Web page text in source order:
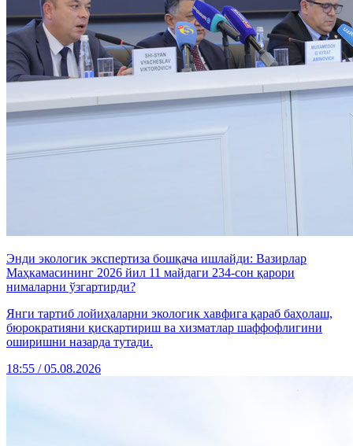
Энди экологик экспертиза бошқача ишлайди: Вазирлар
Маҳкамасининг 2026 йил 11 майдаги 234-сон қарори
нималарни ўзгартирди?
Янги тартиб лойиҳаларни экологик хавфига қараб баҳолаш,
бюрократияни қисқартириш ва хизматлар шаффофлигини
оширишни назарда тутади.
18:55 / 05.08.2026